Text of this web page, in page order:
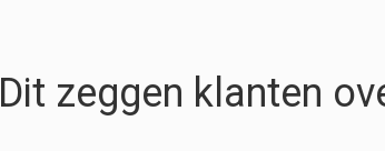
Dit zeggen klanten